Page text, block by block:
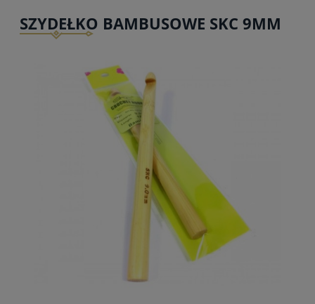
SZYDEŁKO BAMBUSOWE SKC 9MM